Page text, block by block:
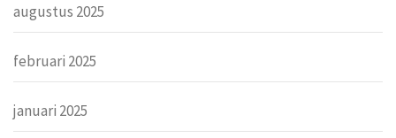
augustus 2025
februari 2025
januari 2025